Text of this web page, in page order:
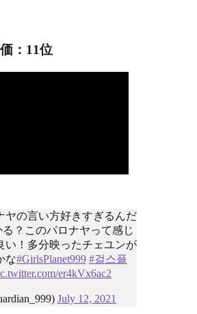
：11位
ヤの言い方好きすぎるんだ
？このパロナヤって感じ
い！多分映ったチェユンが
な#GirlsPlanet999 #걸스플
er4kVx6ac2
July 12, 2021